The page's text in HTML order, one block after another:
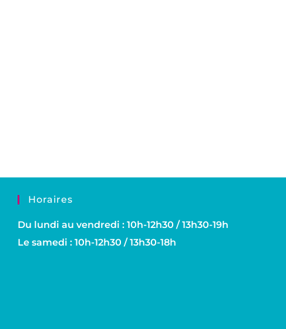
Horaires
Du lundi au vendredi : 10h-12h30 / 13h30-19h
Le samedi : 10h-12h30 / 13h30-18h